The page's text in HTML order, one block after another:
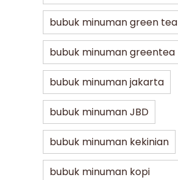
bubuk minuman green tea
bubuk minuman greentea
bubuk minuman jakarta
bubuk minuman JBD
bubuk minuman kekinian
bubuk minuman kopi